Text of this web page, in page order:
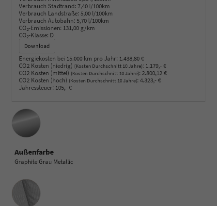
Verbrauch Stadtrand: 7,40 l/100km
Verbrauch Landstraße: 5,00 l/100km
Verbrauch Autobahn: 5,70 l/100km
CO2-Emissionen: 131,00 g/km
CO2-Klasse: D
Download
Energiekosten bei 15.000 km pro Jahr: 1.438,80 €
CO2 Kosten (niedrig) (Kosten Durchschnitt 10 Jahre): 1.179,- €
CO2 Kosten (mittel) (Kosten Durchschnitt 10 Jahre): 2.800,12 €
CO2 Kosten (hoch) (Kosten Durchschnitt 10 Jahre): 4.323,- €
Jahressteuer: 105,- €
Außenfarbe
Graphite Grau Metallic
Innenausstattung